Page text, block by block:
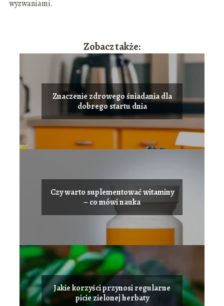
wyzwaniami.
Zobacz także:
Znaczenie zdrowego śniadania dla
dobrego startu dnia
Czy warto suplementować witaminy
– co mówi nauka
Jakie korzyści przynosi regularne
picie zielonej herbaty